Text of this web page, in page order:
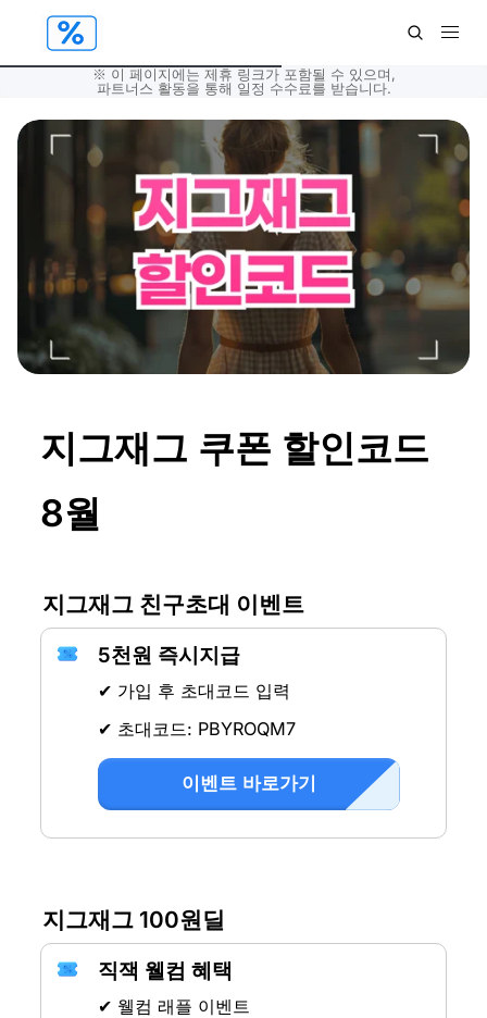
※ 이 페이지에는 제휴 링크가 포함될 수 있으며,
파트너스 활동을 통해 일정 수수료를 받습니다.
지그재그 쿠폰 할인코드
8월
지그재그 친구초대 이벤트
5천원 즉시지급
✔ 가입 후 초대코드 입력
✔ 초대코드: PBYROQM7
이벤트 바로가기
지그재그 100원딜
직잭 웰컴 혜택
✔ 웰컴 래플 이벤트